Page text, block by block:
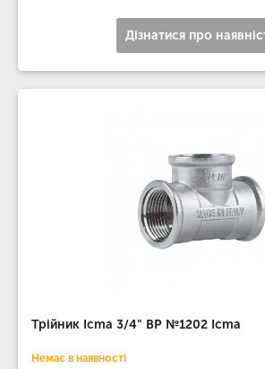
Дізнатися про
Трійник Icma 3/4" ВР №1202 Icma
Немає в наявності